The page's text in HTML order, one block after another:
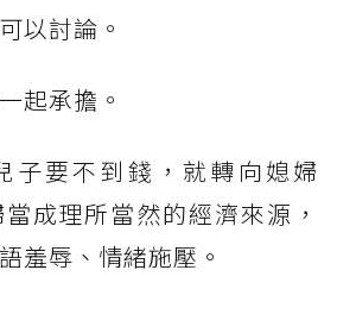
以討論。
起承擔。
子要不到錢，就轉向媳婦
成理所當然的經濟來源，
羞辱、情緒施壓。